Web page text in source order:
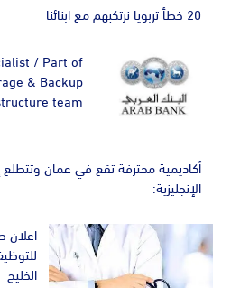
20 خطأ تربويا نرتكبهم مع ابنائنا
/ Part of
& Backup
team
أكاديمية محترفة تقع في عمان
الإنجليزية:
اعلان
الخليج